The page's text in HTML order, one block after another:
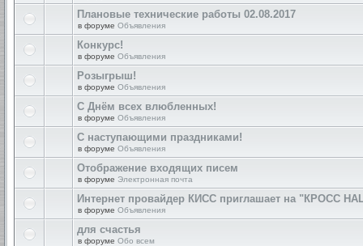
Плановые технические работы 02.08.2017
в форуме Объявления
Конкурс!
в форуме Объявления
Розыгрыш!
в форуме Объявления
С Днём всех влюбленных!
в форуме Объявления
С наступающими праздниками!
в форуме Объявления
Отображение входящих писем
в форуме Электронная почта
Интернет провайдер КИСС приглашает на "КРОСС
в форуме Объявления
для счастья
в форуме Обо всем